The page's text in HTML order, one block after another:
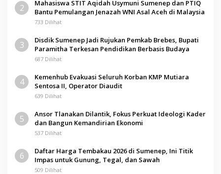
2
Mahasiswa STIT Aqidah Usymuni Sumenep dan PTIQ
Bantu Pemulangan Jenazah WNI Asal Aceh di Malaysia
733 Dilihat
3
Disdik Sumenep Jadi Rujukan Pemkab Brebes, Bupati
Paramitha Terkesan Pendidikan Berbasis Budaya
687 Dilihat
4
Kemenhub Evakuasi Seluruh Korban KMP Mutiara
Sentosa II, Operator Diaudit
639 Dilihat
5
Ansor Tlanakan Dilantik, Fokus Perkuat Ideologi Kader
dan Bangun Kemandirian Ekonomi
537 Dilihat
6
Daftar Harga Tembakau 2026 di Sumenep, Ini Titik
Impas untuk Gunung, Tegal, dan Sawah
509 Dilihat